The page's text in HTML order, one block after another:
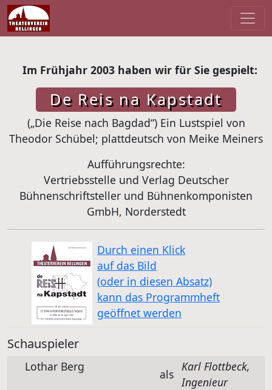
Im Frühjahr 2003 haben wir für Sie gespielt:
De Reis na Kapstadt
(„Die Reise nach Bagdad“) Ein Lustspiel von
Theodor Schübel; plattdeutsch von Meike Meiners
Aufführungsrechte:
Vertriebsstelle und Verlag Deutscher
Bühnenschriftsteller und Bühnenkomponisten
GmbH, Norderstedt
Durch einen Klick
auf das Bild
(oder in diesen Absatz)
kann das Programmheft
geöffnet werden
Schauspieler
Lothar Berg
als
Karl Flottbeck,
Ingenieur